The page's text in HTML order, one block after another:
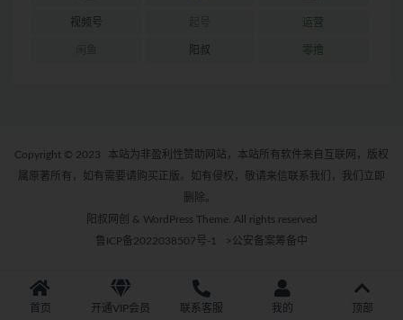
视频号 运营
阳叔 零撸
Copyright © 2023
本站为非盈利性赞助网站，本站所有软件来自互联网，版权
属原著所有，如有需要请购买正版。如有侵权，敬请来信联系我们，我们立即
删除。
阳叔网创 & WordPress Theme. All rights reserved
鲁ICP备2022038507号-1
>公安备案筹备中
首页 开通VIP会员 联系客服 我的 顶部